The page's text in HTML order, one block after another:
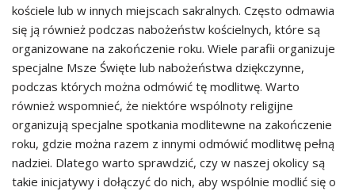
kościele lub w innych miejscach sakralnych. Często odmawia
się ją również podczas nabożeństw kościelnych, które są
organizowane na zakończenie roku. Wiele parafii organizuje
specjalne Msze Święte lub nabożeństwa dziękczynne,
podczas których można odmówić tę modlitwę. Warto
również wspomnieć, że niektóre wspólnoty religijne
organizują specjalne spotkania modlitewne na zakończenie
roku, gdzie można razem z innymi odmówić modlitwę pełną
nadziei. Dlatego warto sprawdzić, czy w naszej okolicy są
takie inicjatywy i dołączyć do nich, aby wspólnie modlić się o